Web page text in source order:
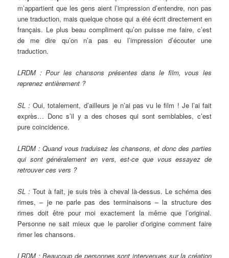
m’appartient que les gens aient l’impression d’entendre, non pas
une traduction, mais quelque chose qui a été écrit directement en
français. Le plus beau compliment qu’on puisse me faire, c’est
de me dire qu’on n’a pas eu l’impression d’écouter une
traduction.
LRDM : Pour les chansons présentes dans le film, vous les
reprenez entièrement ?
SL : Oui, totalement, d’ailleurs je n’ai pas vu le film ! Je l’ai fait
exprès… Donc s’il y a des choses qui sont semblables, c’est
pure coincidence.
LRDM : Quand vous traduisez les chansons, et donc des parties
qui sont généralement en vers, est-ce que vous essayez de
retrouver ces vers ?
SL :Tout à fait, je suis très à cheval là-dessus. Le schéma des
rimes, – je ne parle pas des terminaisons – la structure des
rimes doit être pour moi exactement la même que l’original.
Personne ne sait mieux que le parolier d’origine comment faire
rimer les chansons.
LRDM : Beaucoup de personnes sont intervenues sur la création